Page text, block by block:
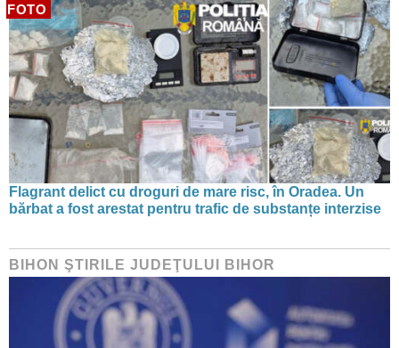
FOTO
Flagrant delict cu droguri de mare risc, în Oradea. Un
bărbat a fost arestat pentru trafic de substanțe interzise
BIHON ŞTIRILE JUDEŢULUI BIHOR